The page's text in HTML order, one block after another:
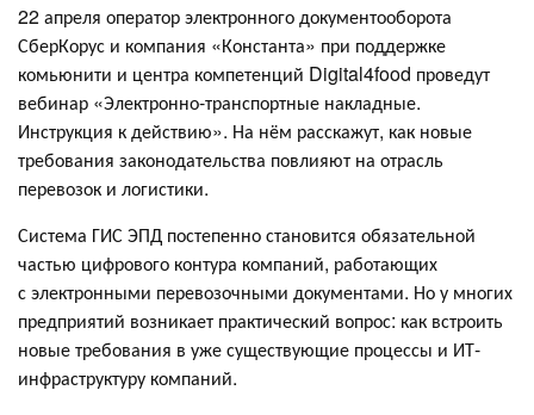
22 апреля оператор электронного документооборота
СберКорус и компания «Константа» при поддержке
комьюнити и центра компетенций Digital4food проведут
вебинар «Электронно-транспортные накладные.
Инструкция к действию». На нём расскажут, как новые
требования законодательства повлияют на отрасль
перевозок и логистики.
Система ГИС ЭПД постепенно становится обязательной
частью цифрового контура компаний, работающих
с электронными перевозочными документами. Но у многих
предприятий возникает практический вопрос: как встроить
новые требования в уже существующие процессы и ИТ-
инфраструктуру компаний.